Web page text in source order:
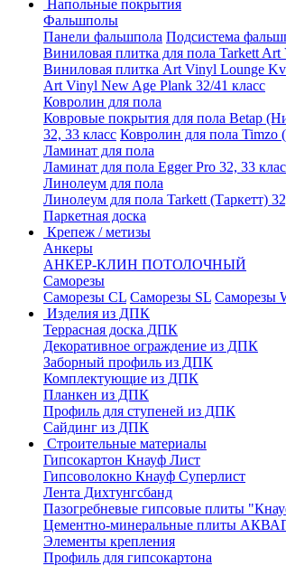
Напольные покрытия
Фальшполы
Панели фальшпола Подсистема
Виниловая плитка для пола Tarkett Art
Виниловая плитка Art Vinyl Lounge
Art Vinyl New Age Plank 32/41 класс
Ковролин для пола
Ковровые покрытия для пола Betap
32, 33 класс Ковролин для пола Timzo
Ламинат для пола
Ламинат для пола Egger Pro 32, 33
Линолеум для пола
Линолеум для пола Tarkett (Таркетт)
Паркетная доска
Крепеж / метизы
Анкеры
АНКЕР-КЛИН ПОТОЛОЧНЫЙ
Саморезы
Саморезы CL Саморезы SL Саморезы
Изделия из ДПК
Террасная доска ДПК
Декоративное ограждение из ДПК
Заборный профиль из ДПК
Комплектующие из ДПК
Планкен из ДПК
Профиль для ступеней из ДПК
Сайдинг из ДПК
Строительные материалы
Гипсокартон Кнауф Лист
Гипсоволокно Кнауф Суперлист
Лента Дихтунгсбанд
Пазогребневые гипсовые плиты
Цементно-минеральные плиты
Элементы крепления
Профиль для гипсокартона